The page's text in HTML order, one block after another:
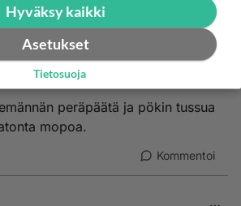
Kommentoi
peräpäätä ja pökin tussua
mopoa.
Kommentoi
Hyväksy kaikki
Asetukset
Tietosuoja